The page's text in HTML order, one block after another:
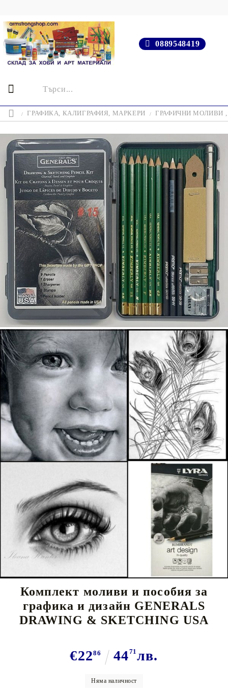
0889548419
ГРАФИКА, КАЛИГРАФИЯ, МАРКЕРИ ГРАФИЧНИ МОЛИВИ
Tweet
Комплект моливи и пособия за
графика и дизайн GENERALS
DRAWING & SKETCHING USA
€2286 4471 лв.
Няма наличност